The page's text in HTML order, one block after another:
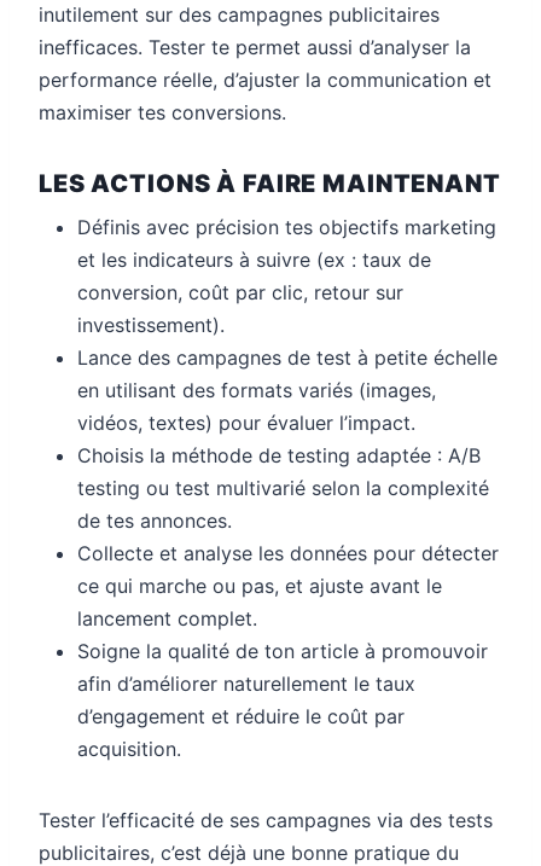
inutilement sur des campagnes publicitaires
inefficaces. Tester te permet aussi d’analyser la
performance réelle, d’ajuster la communication et
maximiser tes conversions.
LES ACTIONS À FAIRE MAINTENANT
Définis avec précision tes objectifs marketing
et les indicateurs à suivre (ex : taux de
conversion, coût par clic, retour sur
investissement).
Lance des campagnes de test à petite échelle
en utilisant des formats variés (images,
vidéos, textes) pour évaluer l’impact.
Choisis la méthode de testing adaptée : A/B
testing ou test multivarié selon la complexité
de tes annonces.
Collecte et analyse les données pour détecter
ce qui marche ou pas, et ajuste avant le
lancement complet.
Soigne la qualité de ton article à promouvoir
afin d’améliorer naturellement le taux
d’engagement et réduire le coût par
acquisition.
Tester l’efficacité de ses campagnes via des tests
publicitaires, c’est déjà une bonne pratique du